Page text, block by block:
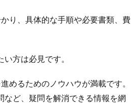
り、具体的な手順や必要書類、費
方は必見です。
めるためのノウハウが満載です。
など、疑問を解消できる情報を網